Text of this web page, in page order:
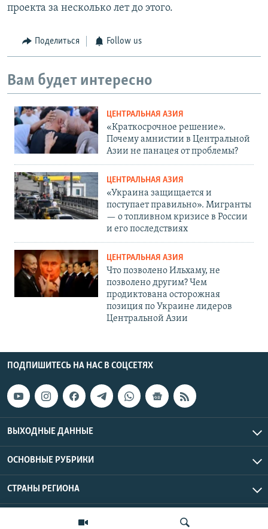
проекта за несколько лет до этого.
Поделиться Follow us
Вам будет интересно
ЦЕНТРАЛЬНАЯ АЗИЯ
«Краткосрочное решение».
Почему амнистии в Центральной
Азии не панацея от проблемы?
ЦЕНТРАЛЬНАЯ АЗИЯ
«Украина защищается и
поступает правильно». Мигранты
— о топливном кризисе в России
и его последствиях
ЦЕНТРАЛЬНАЯ АЗИЯ
Что позволено Ильхаму, не
позволено другим? Чем
продиктована осторожная
позиция по Украине лидеров
Центральной Азии
ПОДПИШИТЕСЬ НА НАС В СОЦСЕТЯХ
ВЫХОДНЫЕ ДАННЫЕ
ОСНОВНЫЕ РУБРИКИ
СТРАНЫ РЕГИОНА
Азаттык Азия © 2026 RFE/RL, Inc. | Все права защищены.